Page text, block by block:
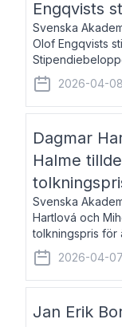
Engqvists
Svenska
Olof Engqvists
född 1978, är
numera i Paris
2026-04-08
Dagmar
Halme
Svenska
Hartlová och
tolkningspris för
kronor var.
huvudsakligen
2026-04-07
Jan Erik